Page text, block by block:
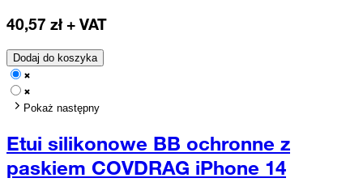
40,57 zł + VAT
Dodaj do koszyka
Pokaż następny
Etui silikonowe BB ochronne z
paskiem COVDRAG iPhone 14